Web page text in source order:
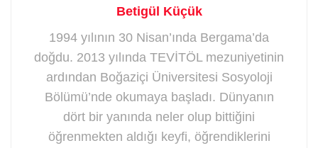
Betigül Küçük
1994 yılının 30 Nisan’ında Bergama’da
doğdu. 2013 yılında TEVİTÖL mezuniyetinin
ardından Boğaziçi Üniversitesi Sosyoloji
Bölümü’nde okumaya başladı. Dünyanın
dört bir yanında neler olup bittiğini
öğrenmekten aldığı keyfi, öğrendiklerini